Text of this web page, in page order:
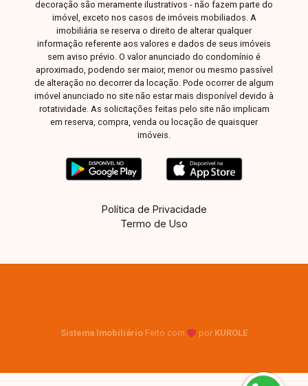
decoração são meramente ilustrativos - não fazem parte do
imóvel, exceto nos casos de imóveis mobiliados. A
imobiliária se reserva o direito de alterar qualquer
informação referente aos valores e dados de seus imóveis
sem aviso prévio. O valor anunciado do condomínio é
aproximado, podendo ser maior, menor ou mesmo passível
de alteração no decorrer da locação. Pode ocorrer de algum
imóvel anunciado no site não estar mais disponível devido à
rotatividade. As solicitações feitas pelo site não implicam
em reserva, compra, venda ou locação de quaisquer
imóveis.
Política de Privacidade
Termo de Uso
Sistema Imobiliário Feito com por KUROLE